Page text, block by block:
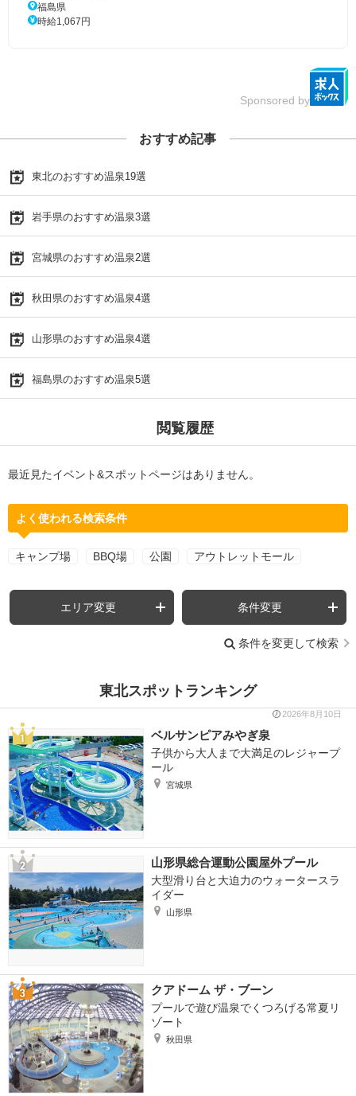
福島県
時給1,067円
Sponsored by
おすすめ記事
東北のおすすめ温泉19選
岩手県のおすすめ温泉3選
宮城県のおすすめ温泉2選
秋田県のおすすめ温泉4選
山形県のおすすめ温泉4選
福島県のおすすめ温泉5選
閲覧履歴
最近見たイベント&スポットページはありません。
よく使われる検索条件
キャンプ場 BBQ場 公園 アウトレットモール
エリア変更 条件変更
条件を変更して検索
東北スポットランキング
2026年8月10日
ベルサンピアみやぎ泉
子供から大人まで大満足のレジャープ
ール
宮城県
山形県総合運動公園屋外プール
大型滑り台と大迫力のウォータースラ
イダー
山形県
クアドーム ザ・ブーン
プールで遊び温泉でくつろげる常夏リ
ゾート
秋田県